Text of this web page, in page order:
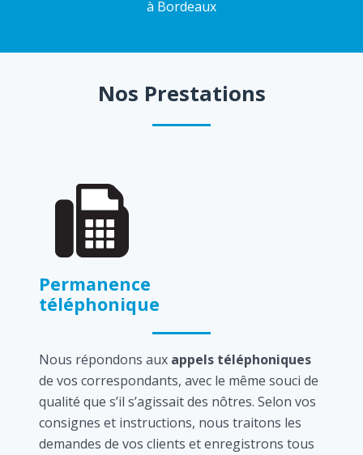
à Bordeaux
Nos Prestations
Permanence
téléphonique
Nous répondons aux appels téléphoniques
de vos correspondants, avec le même souci de
qualité que s’il s’agissait des nôtres. Selon vos
consignes et instructions, nous traitons les
demandes de vos clients et enregistrons tous